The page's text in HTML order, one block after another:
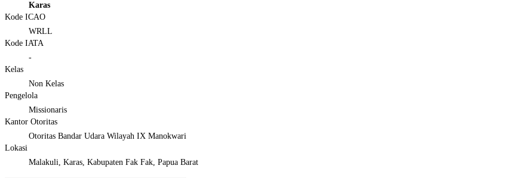
Karas
Kode ICAO
WRLL
Kode IATA
-
Kelas
Non Kelas
Pengelola
Missionaris
Kantor Otoritas
Otoritas Bandar Udara Wilayah IX Manokwari
Lokasi
Malakuli, Karas, Kabupaten Fak Fak, Papua Barat